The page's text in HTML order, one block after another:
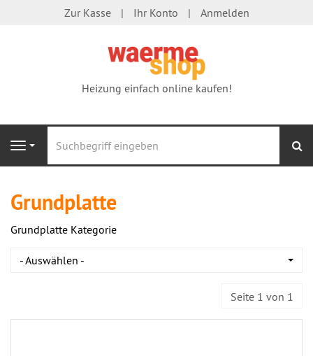
Zur Kasse Ihr Konto Anmelden
Heizung einfach online kaufen!
Navigation
Grundplatte
Grundplatte Kategorie
- Auswählen -
Seite 1 von 1